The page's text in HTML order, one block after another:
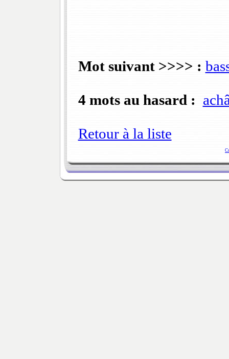
Mot suivant >>>> :
4 mots au hasard :
Retour à la liste